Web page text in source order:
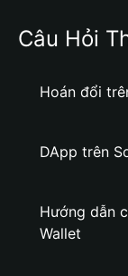
Câu Hỏi
Hoán đổi
DApp trên
Hướng dẫn
Wallet